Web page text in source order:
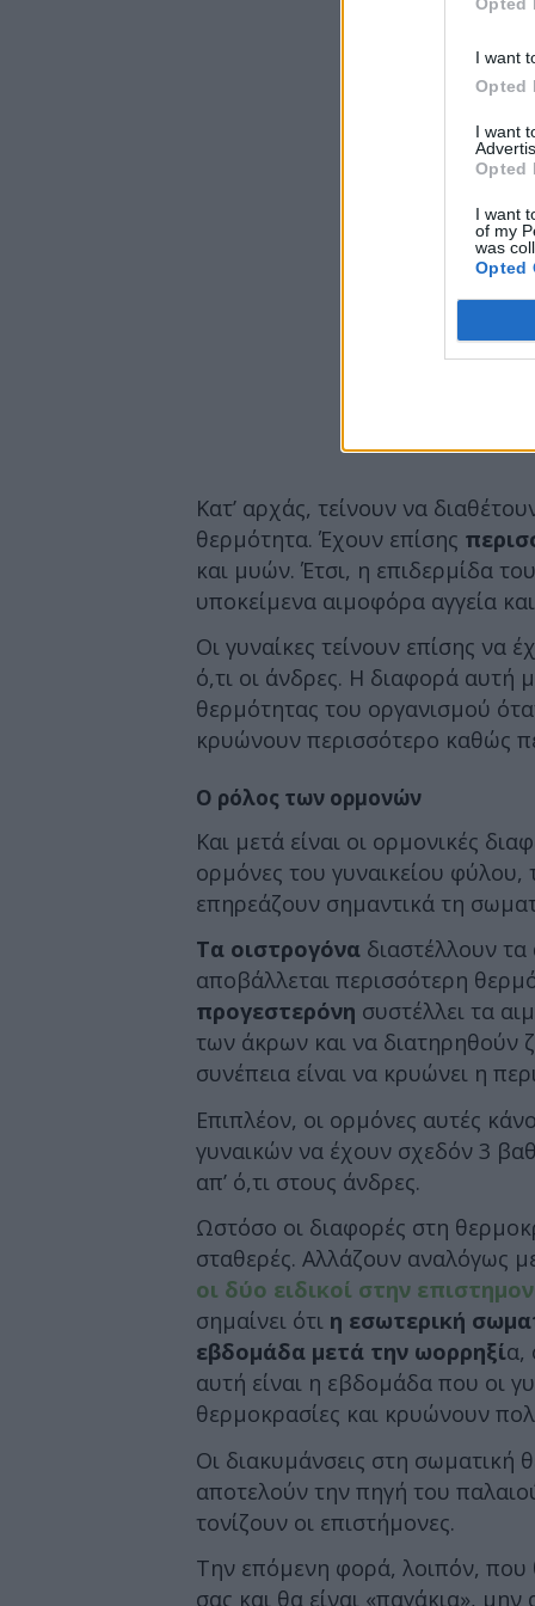
I want
Opted
I want
Opted
I want
of my
was
Opted
Κατ’ αρχάς, τείνουν να
θερμότητα. Έχουν επίσης
και μυών. Έτσι, η επιδερμίδα
υποκείμενα αιμοφόρα αγγεία
Οι γυναίκες τείνουν επίσης να
ό,τι οι άνδρες. Η διαφορά αυτή
θερμότητας του οργανισμού
κρυώνουν περισσότερο καθώς
Ο ρόλος των ορμονών
Και μετά είναι οι ορμονικές
ορμόνες του γυναικείου φύλου,
επηρεάζουν σημαντικά τη
Τα οιστρογόνα διαστέλλουν
αποβάλλεται περισσότερη
προγεστερόνη συστέλλει τα
των άκρων και να διατηρηθούν
συνέπεια είναι να κρυώνει η
Επιπλέον, οι ορμόνες αυτές
γυναικών να έχουν σχεδόν 3
απ’ ό,τι στους άνδρες.
Ωστόσο οι διαφορές στη
σταθερές. Αλλάζουν αναλόγως
οι δύο ειδικοί στην
σημαίνει ότι η εσωτερική
εβδομάδα μετά την ωορρηξία,
αυτή είναι η εβδομάδα που οι
θερμοκρασίες και κρυώνουν
Οι διακυμάνσεις στη σωματική
αποτελούν την πηγή του
τονίζουν οι επιστήμονες.
Την επόμενη φορά, λοιπόν, που
σας και θα είναι «παγάκια»,